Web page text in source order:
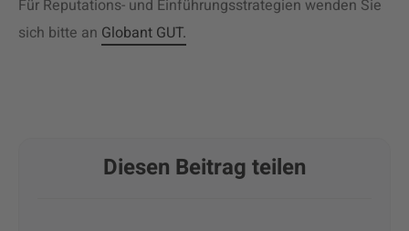
Für Reputations- und Einführungsstrategien wenden Sie
sich bitte an Globant GUT.
Diesen Beitrag teilen